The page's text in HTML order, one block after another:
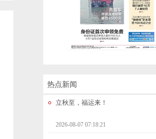
热点新闻
2026-08-07 07:44:06
立秋至，福运来！
伊朗拟禁止敌对方通行霍尔木兹海峡
2026-08-07 07:18:12